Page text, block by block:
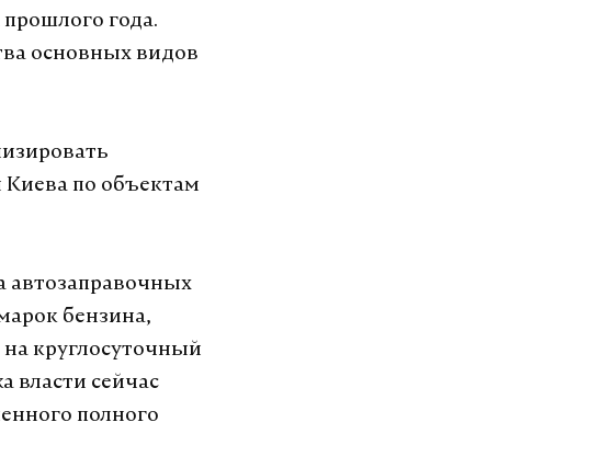
прошлого года.
основных видов
Киева по объектам
бензина,
круглосуточный
власти сейчас
полного